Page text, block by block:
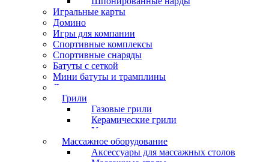
Игральные карты
Домино
Игры для компании
Спортивные комплексы
Спортивные снаряды
Батуты с сеткой
Мини батуты и трамплины
Дартс
Грили
Газовые грили
Керамические грили
Угольные грили
Массажное оборудование
Аксессуары для массажных столов